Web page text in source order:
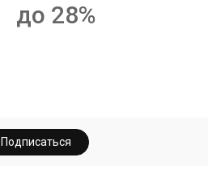
до 28%
Подписаться